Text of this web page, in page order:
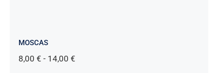
MOSCAS
8,00 € - 14,00 €Rango